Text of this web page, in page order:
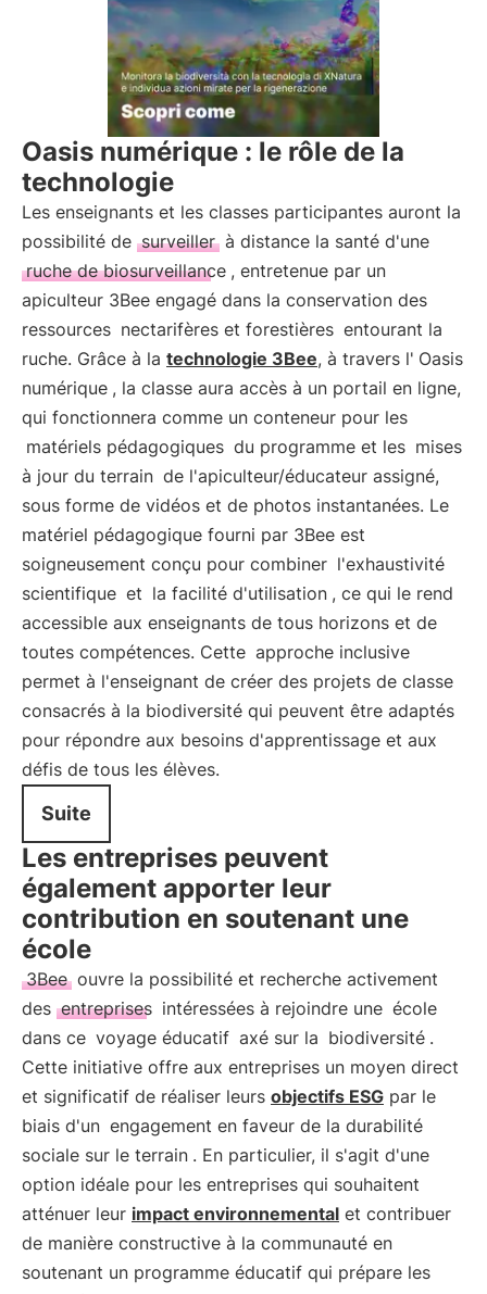
Oasis numérique : le rôle de la
technologie
Les enseignants et les classes participantes auront la
possibilité de surveiller à distance la santé d'une
ruche de biosurveillance , entretenue par un
apiculteur 3Bee engagé dans la conservation des
ressources nectarifères et forestières entourant la
ruche. Grâce à la technologie 3Bee, à travers l' Oasis
numérique , la classe aura accès à un portail en ligne,
qui fonctionnera comme un conteneur pour les
matériels pédagogiques du programme et les mises
à jour du terrain de l'apiculteur/éducateur assigné,
sous forme de vidéos et de photos instantanées. Le
matériel pédagogique fourni par 3Bee est
soigneusement conçu pour combiner l'exhaustivité
scientifique et la facilité d'utilisation , ce qui le rend
accessible aux enseignants de tous horizons et de
toutes compétences. Cette approche inclusive
permet à l'enseignant de créer des projets de classe
consacrés à la biodiversité qui peuvent être adaptés
pour répondre aux besoins d'apprentissage et aux
défis de tous les élèves.
Suite
Les entreprises peuvent
également apporter leur
contribution en soutenant une
école
3Bee ouvre la possibilité et recherche activement
des entreprises intéressées à rejoindre une école
dans ce voyage éducatif axé sur la biodiversité .
Cette initiative offre aux entreprises un moyen direct
et significatif de réaliser leurs objectifs ESG par le
biais d'un engagement en faveur de la durabilité
sociale sur le terrain . En particulier, il s'agit d'une
option idéale pour les entreprises qui souhaitent
atténuer leur impact environnemental et contribuer
de manière constructive à la communauté en
soutenant un programme éducatif qui prépare les